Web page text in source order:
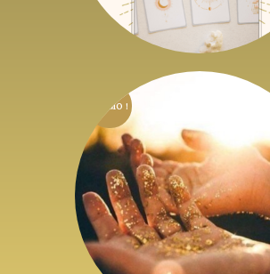
PROMO !
Protocoles de
énergétiques
19,83€ – 89 ,25 €
HTVA +
TVA